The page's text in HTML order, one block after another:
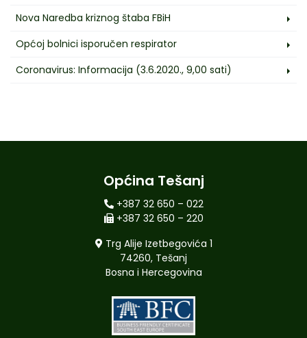
Nova Naredba kriznog štaba FBiH
Općoj bolnici isporučen respirator
Coronavirus: Informacija (3.6.2020., 9,00 sati)
Općina Tešanj
+387 32 650 – 022
+387 32 650 – 220
Trg Alije Izetbegovića 1
74260, Tešanj
Bosna i Hercegovina